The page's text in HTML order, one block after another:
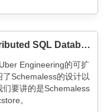
Evolving Schemaless into a Distributed SQL Database
Engineering的可扩
Schemaless的设计以
要讲的是Schemaless
。